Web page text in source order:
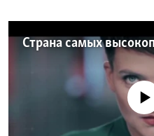
No media source